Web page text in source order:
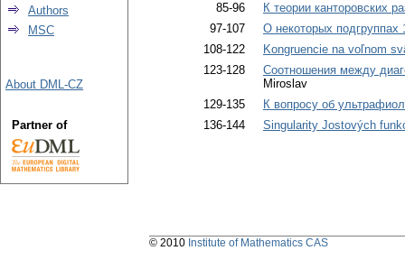
85-96
К теории канторовских
97-107
О некоторых подгруппах
108-122
Kongruencie na voľnom
123-128
Соотношения между
Miroslav
129-135
К вопросу об
136-144
Singularity Jostových
Authors
MSC
About DML-CZ
Partner of
© 2010 Institute of Mathematics CAS